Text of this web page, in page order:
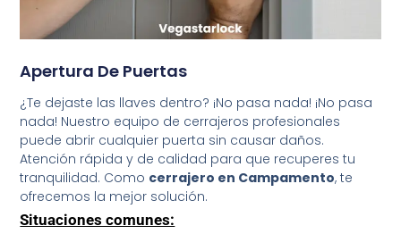
Apertura De Puertas
¿Te dejaste las llaves dentro? ¡No pasa nada! ¡No pasa
nada! Nuestro equipo de cerrajeros profesionales
puede abrir cualquier puerta sin causar daños.
Atención rápida y de calidad para que recuperes tu
tranquilidad. Como cerrajero en Campamento, te
ofrecemos la mejor solución.
Situaciones comunes: